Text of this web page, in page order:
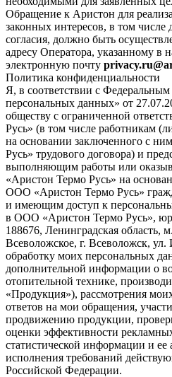
Обращение к Аристон для
законных интересов, в том числе
согласия, должно быть
адресу Оператора, указанному в
электронную почту
Политика конфиденциальности
Я, в соответствии с
персональных данных» от
обществу с ограниченной
Русь» (в том числе работникам
на основании заключенного с
Русь» трудового договора) и
выполняющим работы или
«Аристон Термо Русь» на
ООО «Аристон Термо Русь»
и имеющим доступ к
в ООО «Аристон Термо Русь»,
188676, Ленинградская область,
Всеволожское, г. Всеволожск, ул.
обработку моих персональных
дополнительной информации о
отопительной технике,
«Продукция»), рассмотрения
ответов на мои обращения,
продвижению продукции,
оценки эффективности
статистической информации и ее
исполнения требований
Российской Федерации.